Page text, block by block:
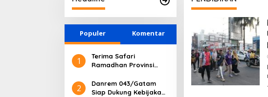
Populer Komentar
1
Terima Safari
Ramadhan Provinsi
Ramadhan Provinsi
Lampung Salurkan
2
Danrem 043/Gatam
Siap Dukung Kebijakan